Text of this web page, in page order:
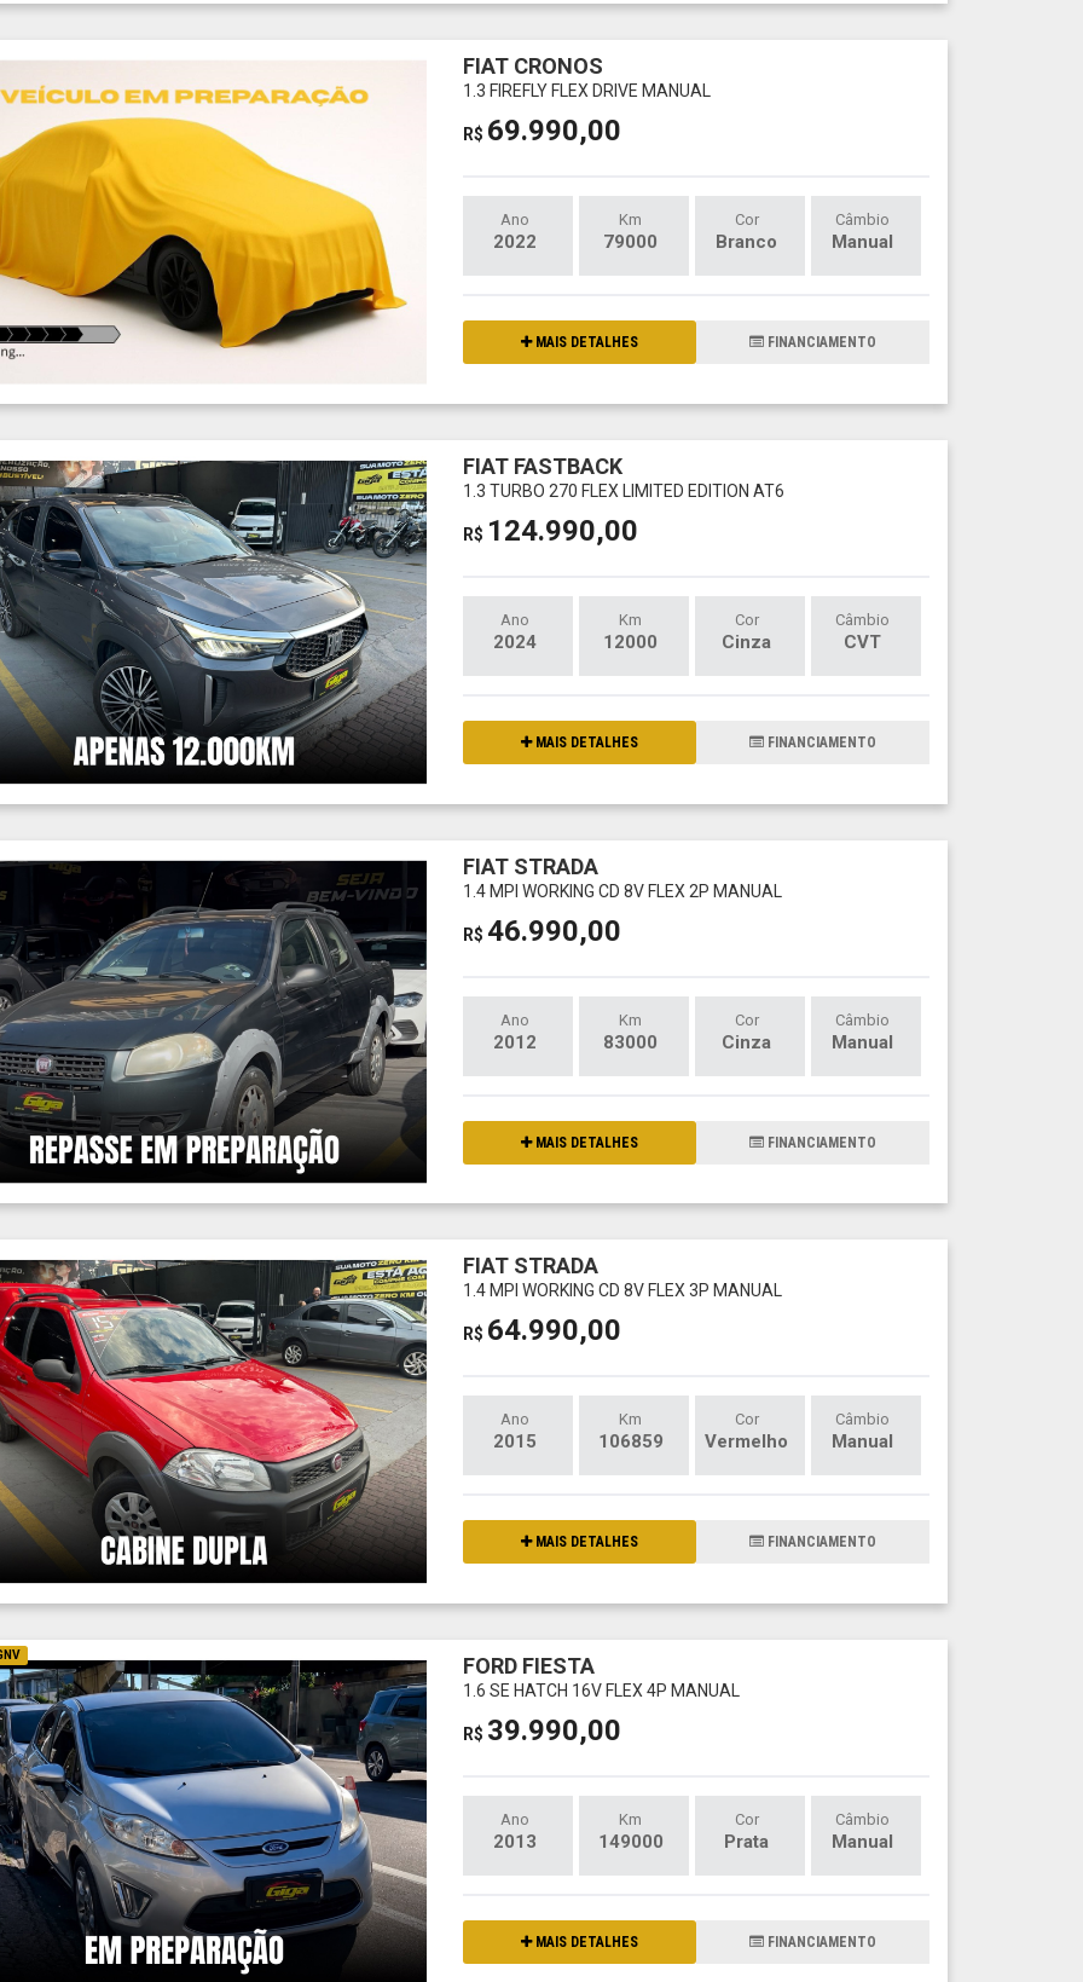
FIAT CRONOS
1.3 FIREFLY FLEX DRIVE MANUAL
R$ 69.990,00
Ano
2022
Km
79000
Cor
Branco
Câmbio
Manual
MAIS DETALHES FINANCIAMENTO
FIAT FASTBACK
1.3 TURBO 270 FLEX LIMITED EDITION AT6
R$ 124.990,00
Ano
2024
Km
12000
Cor
Cinza
Câmbio
CVT
MAIS DETALHES FINANCIAMENTO
FIAT STRADA
1.4 MPI WORKING CD 8V FLEX 2P MANUAL
R$ 46.990,00
Ano
2012
Km
83000
Cor
Cinza
Câmbio
Manual
MAIS DETALHES FINANCIAMENTO
FIAT STRADA
1.4 MPI WORKING CD 8V FLEX 3P MANUAL
R$ 64.990,00
Ano
2015
Km
106859
Cor
Vermelho
Câmbio
Manual
MAIS DETALHES FINANCIAMENTO
FORD FIESTA
1.6 SE HATCH 16V FLEX 4P MANUAL
R$ 39.990,00
Ano
2013
Km
149000
Cor
Prata
Câmbio
Manual
MAIS DETALHES FINANCIAMENTO